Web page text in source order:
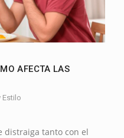
AFECTA LAS
Estilo
distraiga tanto con el